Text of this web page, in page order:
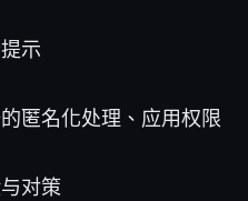
示
匿名化处理、应用权限
对策